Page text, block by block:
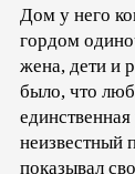
Дом у него
гордом
жена, дети и
было, что
неизвестный
показывал